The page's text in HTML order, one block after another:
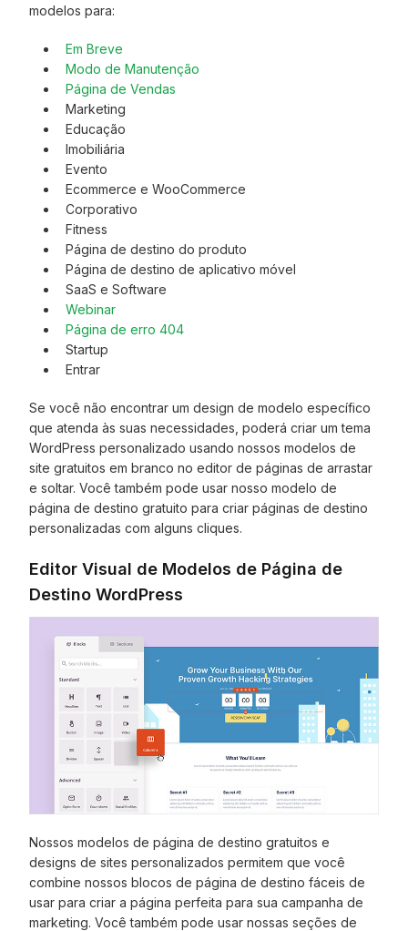
modelos para:
Em Breve
Modo de Manutenção
Página de Vendas
Marketing
Educação
Imobiliária
Evento
Ecommerce e WooCommerce
Corporativo
Fitness
Página de destino do produto
Página de destino de aplicativo móvel
SaaS e Software
Webinar
Página de erro 404
Startup
Entrar
Se você não encontrar um design de modelo específico
que atenda às suas necessidades, poderá criar um tema
WordPress personalizado usando nossos modelos de
site gratuitos em branco no editor de páginas de arrastar
e soltar. Você também pode usar nosso modelo de
página de destino gratuito para criar páginas de destino
personalizadas com alguns cliques.
Editor Visual de Modelos de Página de
Destino WordPress
Nossos modelos de página de destino gratuitos e
designs de sites personalizados permitem que você
combine nossos blocos de página de destino fáceis de
usar para criar a página perfeita para sua campanha de
marketing. Você também pode usar nossas seções de